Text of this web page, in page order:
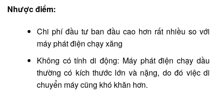
Nhược điểm:
Chi phí đầu tư ban đầu cao hơn rất nhiều so với
máy phát điện chạy xăng
Không có tính di động: Máy phát điện chạy dầu
thường có kích thước lớn và nặng, do đó việc di
chuyển máy cũng khó khăn hơn.